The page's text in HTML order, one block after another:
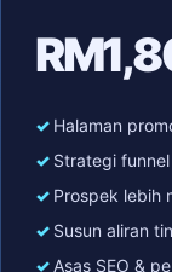
Halaman
Strategi
Prospek lebih
Susun aliran
Asas SEO &